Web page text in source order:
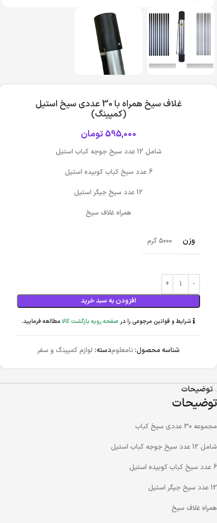
غلاف سیخ همراه با 30 عددی سیخ استیل
(کمپینگ)
595,000 تومان
شامل 12 عدد سیخ جوجه کباب استیل
6 عدد سیخ کباب کوبیده استیل
12 عدد سیخ جیگر استیل
همراه غلاف سیخ
وزن 5000 گرم
افزودن به سبد خرید
شرایط و قوانین مرجوعی را در صفحه رویه بازگشت کالا مطالعه فرمایید.
شناسه محصول: نامعلومدسته: لوازم کمپینگ و سفر
توضیحات
توضیحات
مجموعه 30 عددی سیخ کباب
شامل 12 عدد سیخ جوجه کباب استیل
6 عدد سیخ کباب کوبیده استیل
12 عدد سیخ جیگر استیل
همراه غلاف سیخ